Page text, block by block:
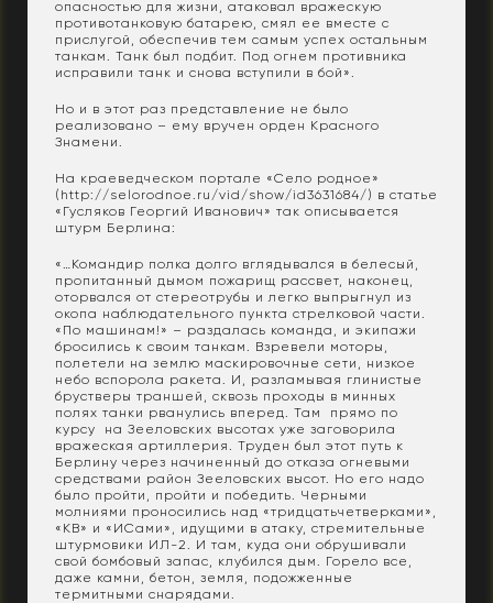
опасностью для жизни, атаковал вражескую
противотанковую батарею, смял ее вместе с
прислугой, обеспечив тем самым успех остальным
танкам. Танк был подбит. Под огнем противника
исправили танк и снова вступили в бой».
Но и в этот раз представление не было
реализовано – ему вручен орден Красного
Знамени.
На краеведческом портале «Село родное»
(http://selorodnoe.ru/vid/show/id3631684/) в статье
«Гусляков Георгий Иванович» так описывается
штурм Берлина:
«…Командир полка долго вглядывался в белесый,
пропитанный дымом пожарищ рассвет, наконец,
оторвался от стереотрубы и легко выпрыгнул из
окопа наблюдательного пункта стрелковой части.
«По машинам!» – раздалась команда, и экипажи
бросились к своим танкам. Взревели моторы,
полетели на землю маскировочные сети, низкое
небо вспорола ракета. И, разламывая глинистые
брустверы траншей, сквозь проходы в минных
полях танки рванулись вперед. Там прямо по
курсу на Зееловских высотах уже заговорила
вражеская артиллерия. Труден был этот путь к
Берлину через начиненный до отказа огневыми
средствами район Зееловских высот. Но его надо
было пройти, пройти и победить. Черными
молниями проносились над «тридцатьчетверками»,
«КВ» и «ИСами», идущими в атаку, стремительные
штурмовики ИЛ-2. И там, куда они обрушивали
свой бомбовый запас, клубился дым. Горело все,
даже камни, бетон, земля, подожженные
термитными снарядами.